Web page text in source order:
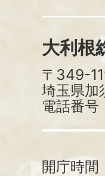
大利根
〒349-
埼玉県加
電話番号
開庁時間